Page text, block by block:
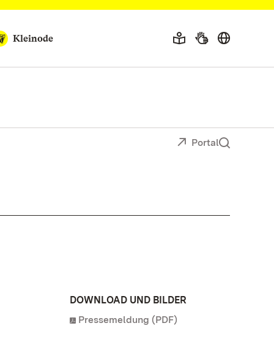
Kleinode
Portal
DOWNLOAD UND BILDER
Pressemeldung (PDF)